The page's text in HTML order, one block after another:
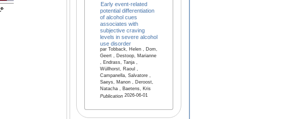
Early event-related
potential differentiation
of alcohol cues
associates with
subjective craving
levels in severe alcohol
use disorder
par Tobback, Helen , Dom,
Geert , Destoop, Marianne
, Endrass, Tanja ,
Wüllhorst, Raoul ,
Campanella, Salvatore ,
Saeys, Manon , Deroost,
Natacha , Baetens, Kris
Publication2026-06-01